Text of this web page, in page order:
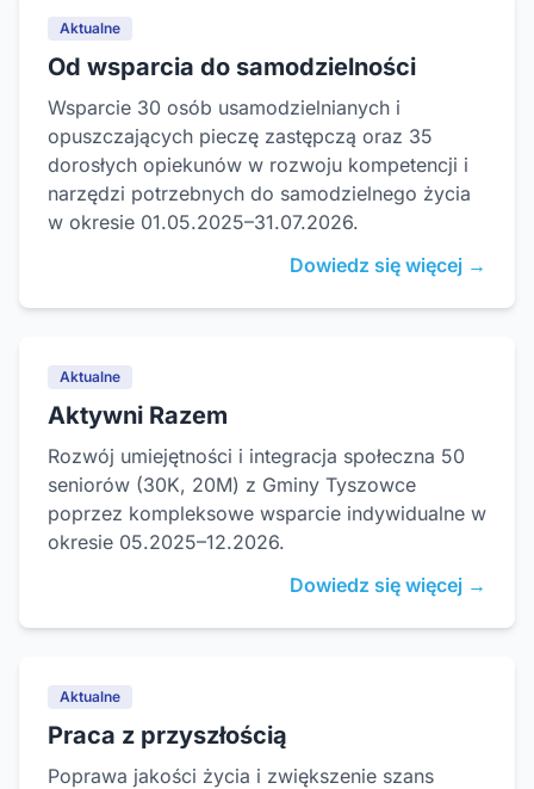
Aktualne
Od wsparcia do samodzielności
Wsparcie 30 osób usamodzielnianych i
opuszczających pieczę zastępczą oraz 35
dorosłych opiekunów w rozwoju kompetencji i
narzędzi potrzebnych do samodzielnego życia
w okresie 01.05.2025–31.07.2026.
Dowiedz się więcej →
Aktualne
Aktywni Razem
Rozwój umiejętności i integracja społeczna 50
seniorów (30K, 20M) z Gminy Tyszowce
poprzez kompleksowe wsparcie indywidualne w
okresie 05.2025–12.2026.
Dowiedz się więcej →
Aktualne
Praca z przyszłością
Poprawa jakości życia i zwiększenie szans